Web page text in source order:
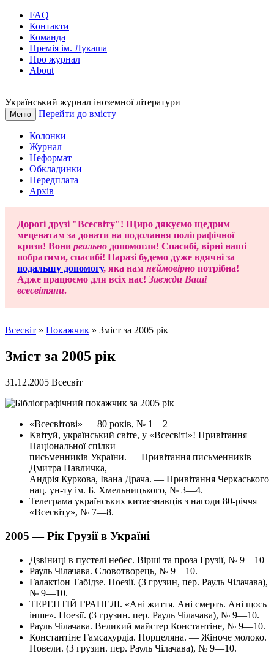
FAQ
Контакти
Команда
Премія ім. Лукаша
Про журнал
About
Український журнал іноземної літератури
Меню Перейти до вмісту
Колонки
Журнал
Неформат
Обкладинки
Передплата
Архів
Дорогі друзі "Всесвіту"! Щиро дякуємо щедрим
меценатам за донати на подолання поліграфічної
кризи! Вони реально допомогли! Спасибі, вірні наші
побратими, спасибі! Наразі будемо дуже вдячні за
подальшу допомогу, яка нам неймовірно потрібна!
Адже працюємо для всіх нас! Завжди Ваші
всесвітяни.
Всесвіт » Покажчик » Зміст за 2005 рік
Зміст за 2005 рік
31.12.2005 Всесвіт
«Всесвітові» — 80 років, № 1—2
Квітуй, український світе, у «Всесвіті»! Привітання
Національної спілки
письменників України. — Привітання письменників
Дмитра Павличка,
Андрія Куркова, Івана Драча. — Привітання Черкаського
нац. ун-ту ім. Б. Хмельницького, № 3—4.
Телеграма українських китаєзнавців з нагоди 80-річчя
«Всесвіту», № 7—8.
2005 — Рік Грузії в Україні
Дзвіниці в пустелі небес. Вірші та проза Грузії, № 9—10
Рауль Чілачава. Словотворець, № 9—10.
Галактіон Табідзе. Поезії. (З грузин, пер. Рауль Чілачава),
№ 9—10.
ТЕРЕНТІЙ ГРАНЕЛІ. «Ані життя. Ані смерть. Ані щось
інше». Поезії. (З грузин. пер. Рауль Чілачава), № 9—10.
Рауль Чілачава. Великий майстер Константіне, № 9—10.
Константіне Гамсахурдіа. Порцеляна. — Жіноче молоко.
Новели. (З грузин. пер. Рауль Чілачава), № 9—10.